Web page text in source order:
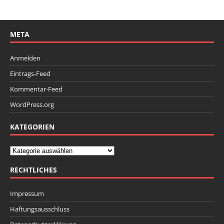
META
Anmelden
Eintrags-Feed
Kommentar-Feed
WordPress.org
KATEGORIEN
RECHTLICHES
Impressum
Haftungsausschluss